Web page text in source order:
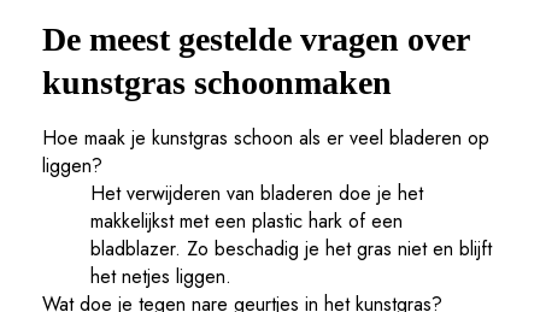
De meest gestelde vragen over
kunstgras schoonmaken
Hoe maak je kunstgras schoon als er veel bladeren op
liggen?
Het verwijderen van bladeren doe je het
makkelijkst met een plastic hark of een
bladblazer. Zo beschadig je het gras niet en blijft
het netjes liggen.
Wat doe je tegen nare geurtjes in het kunstgras?